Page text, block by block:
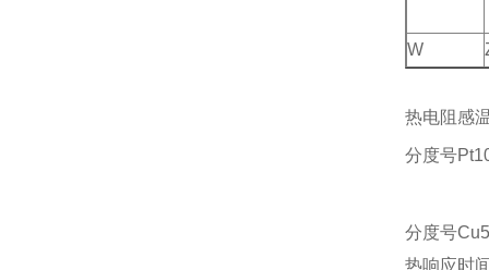
W
热电阻感
分度号
分度号
热响应时